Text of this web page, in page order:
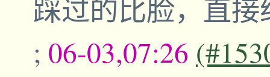
踩过的比脸，直
; 06-03,07:26